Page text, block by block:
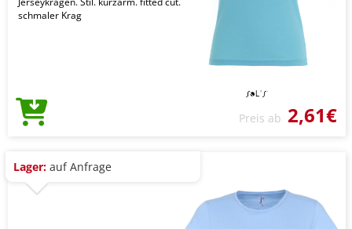
schmaler Krag
Preis ab 2,61€
Lager: auf Anfrage